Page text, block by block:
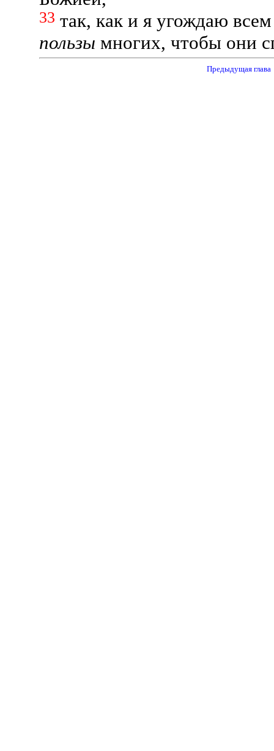
33 так, как и я угождаю
пользы многих, чтобы они
Предыдущая глава